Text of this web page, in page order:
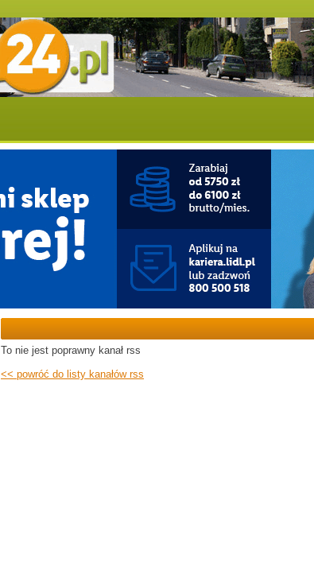
To nie jest poprawny kanał rss
<< powróć do listy kanałów rss